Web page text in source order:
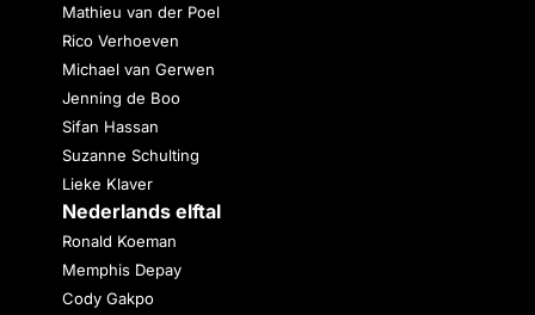
Mathieu van der Poel
Rico Verhoeven
Michael van Gerwen
Jenning de Boo
Sifan Hassan
Suzanne Schulting
Lieke Klaver
Nederlands elftal
Ronald Koeman
Memphis Depay
Cody Gakpo